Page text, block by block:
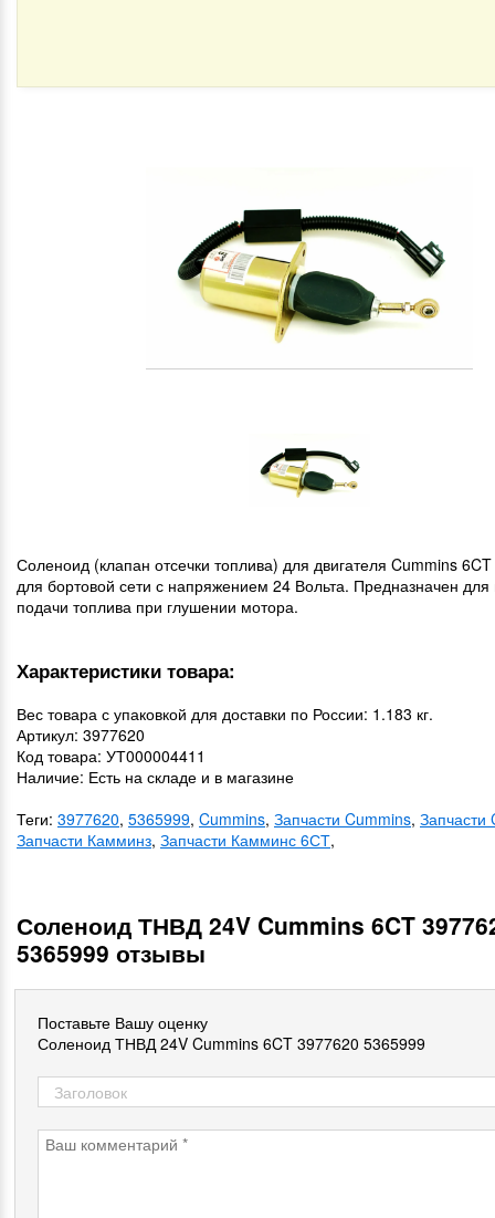
Соленоид (клапан отсечки топлива) для двигателя Cummins
для бортовой сети с напряжением 24 Вольта. Предназначен для
подачи топлива при глушении мотора.
Характеристики товара:
Вес товара с упаковкой для доставки по России: 1.183 кг.
Артикул: 3977620
Код товара: УТ000004411
Наличие: Есть на складе и в магазине
Теги: 3977620, 5365999, Cummins, Запчасти Cummins, Запчасти
Запчасти Камминз, Запчасти Камминс 6СТ,
Соленоид ТНВД 24V Cummins 6CT
5365999 отзывы
Поставьте Вашу оценку
Соленоид ТНВД 24V Cummins 6CT 3977620 5365999